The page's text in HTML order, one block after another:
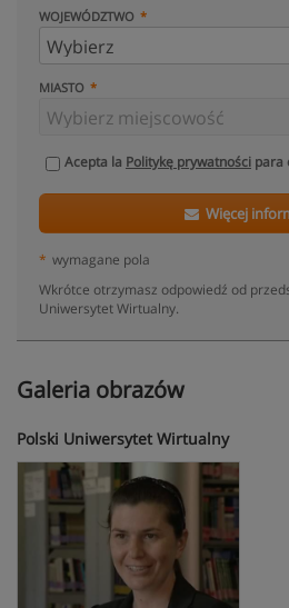
WOJEWÓDZTWO
MIASTO
Acepta la Politykę prywatności para
Więcej
* wymagane pola
Wkrótce otrzymasz odpowiedź od
Uniwersytet Wirtualny.
Galeria obrazów
Polski Uniwersytet Wirtualny